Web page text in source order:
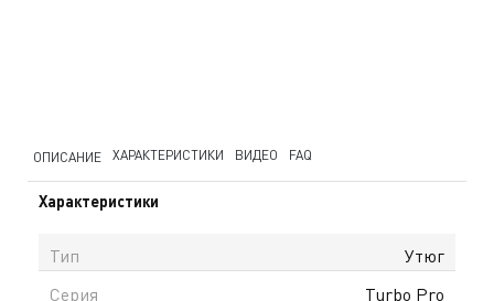
ОПИСАНИЕ ХАРАКТЕРИСТИКИ ВИДЕО FAQ
Характеристики
Тип
Утюг
Серия
Turbo Pro